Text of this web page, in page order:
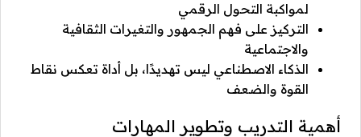
لمواكبة التحول الرقمي
التركيز على فهم الجمهور والتغيرات الثقافية
والاجتماعية
الذكاء الاصطناعي ليس تهديدًا، بل أداة تعكس نقاط
القوة والضعف
أهمية التدريب وتطوير المهارات